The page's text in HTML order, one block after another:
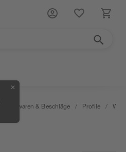
✕
Eisenwaren & Beschläge / Profile /